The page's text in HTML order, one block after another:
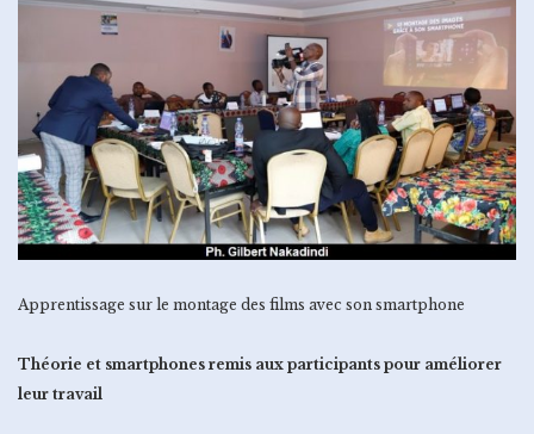
Apprentissage sur le montage des films avec son smartphone
Théorie et smartphones remis aux participants pour améliorer
leur travail